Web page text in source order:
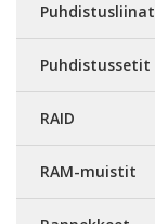
Puhdistusliinat
Puhdistussetit
RAID
RAM-muistit